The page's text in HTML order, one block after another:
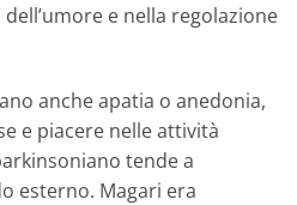
e nella regolazione
anche apatia o anedonia,
e piacere nelle attività
tende a
esterno. Magari era